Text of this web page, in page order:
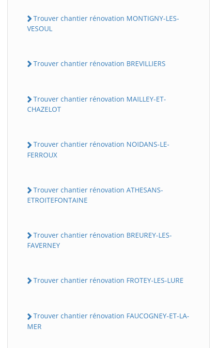
Trouver chantier rénovation MONTIGNY-LES-
VESOUL
Trouver chantier rénovation BREVILLIERS
Trouver chantier rénovation MAILLEY-ET-
CHAZELOT
Trouver chantier rénovation NOIDANS-LE-
FERROUX
Trouver chantier rénovation ATHESANS-
ETROITEFONTAINE
Trouver chantier rénovation BREUREY-LES-
FAVERNEY
Trouver chantier rénovation FROTEY-LES-LURE
Trouver chantier rénovation FAUCOGNEY-ET-LA-
MER